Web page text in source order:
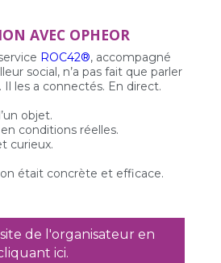
AVEC OPHEOR
ROC42®, accompagné
social, n’a pas fait que parler
Il les a connectés. En direct.
objet.
conditions réelles.
curieux.
était concrète et efficace.
de l'organisateur en
ici.